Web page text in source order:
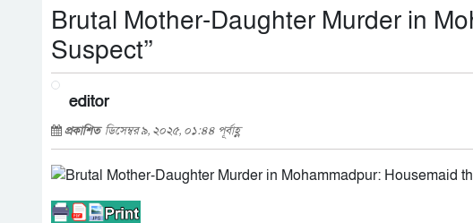
Brutal Mother-Daughter Murder in
Suspect”
editor
প্রকাশিত ডিসেম্বর ৯, ২০২৫, ০১:৪৪ পূর্বাহ্ণ